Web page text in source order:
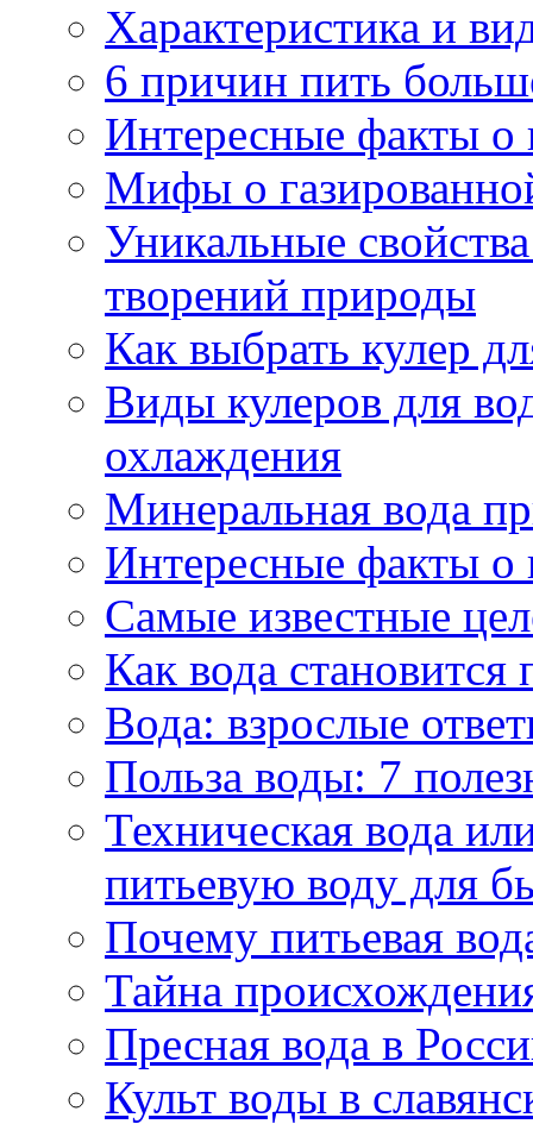
Характеристика и
6 причин пить
Интересные факты о
Мифы о
Уникальные
творений природы
Как выбрать кулер
Виды кулеров для
охлаждения
Минеральная вода
Интересные факты о
Самые известные
Как вода становится
Вода: взрослые
Польза воды: 7
Техническая вода
питьевую воду для
Почему питьевая
Тайна
Пресная вода в
Культ воды в